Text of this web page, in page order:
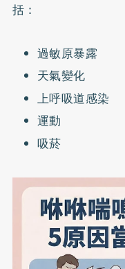
括：
過敏原暴露
天氣變化
上呼吸道感染
運動
吸菸